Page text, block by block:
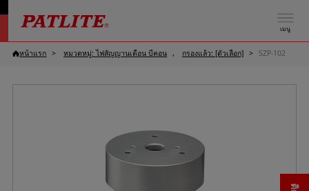
เมนู
หน้าแรก หมวดหมู่: ไฟสัญญานเตือน บีคอน กรองแล้ว: [ตัวเลือก] SZP-102